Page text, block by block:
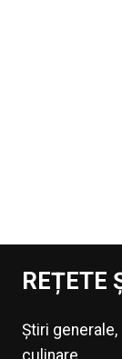
REȚETE
Știri
culinare.